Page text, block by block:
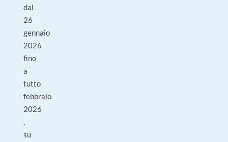
dal
26
gennaio
2026
fino
a
tutto
febbraio
2026
,
su